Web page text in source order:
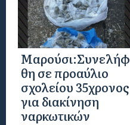
Μαρούσι:Συνελήφ
θη σε προαύλιο
σχολείου 35χρονος
για διακίνηση
ναρκωτικών